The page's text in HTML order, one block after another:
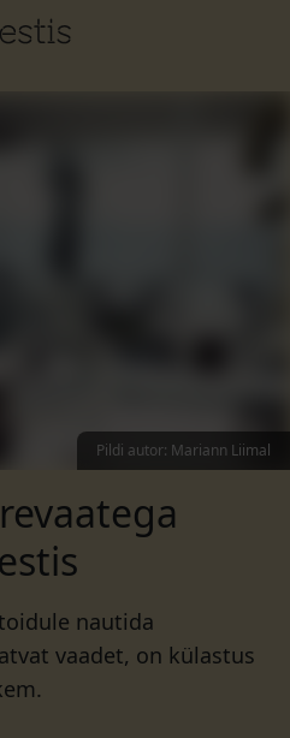
Pildi autor: Mariann Liimal
nautida
vaadet, on külastus